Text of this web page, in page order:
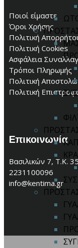
Ποιοί είμαστε
Όροι Χρήσης
Πολιτική
Πολιτική Cookies
Ασφάλεια
Τρόποι Πληρωμής
Πολιτική
Πολιτική
Επικοινωνία
Βασιλικών 7, Τ.Κ.
2231100096
info@kentima.gr